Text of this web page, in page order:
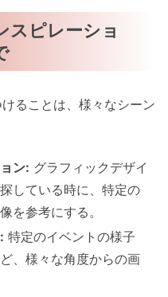
スピレーショ
ることは、様々なシーン
ン: グラフィックデザイ
している時に、特定の
を参考にする。
特定のイベントの様子
、様々な角度からの画